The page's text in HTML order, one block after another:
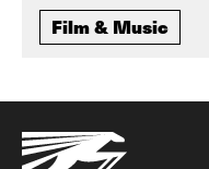
Film & Music